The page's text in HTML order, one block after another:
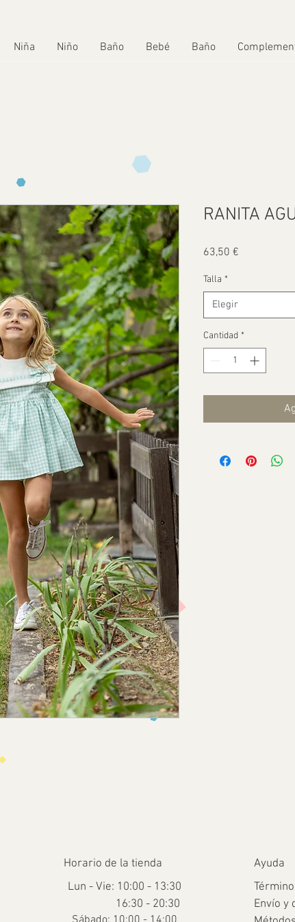
Niña Niño Baño Bebé Baño
RANITA
63,50 €
Talla *
Elegir
Cantidad *
Horario de la tienda
Lun - Vie: 10:00 - 13:30
16:30 - 20:30
Ayuda
Envío y